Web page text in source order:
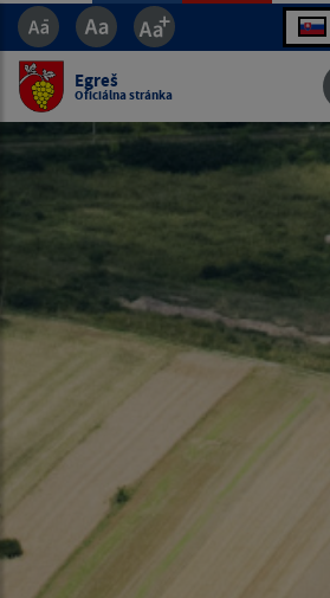
Egreš
Oficiálna stránka